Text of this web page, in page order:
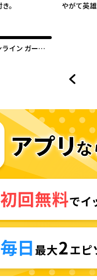
。
やがて英
イン ガール